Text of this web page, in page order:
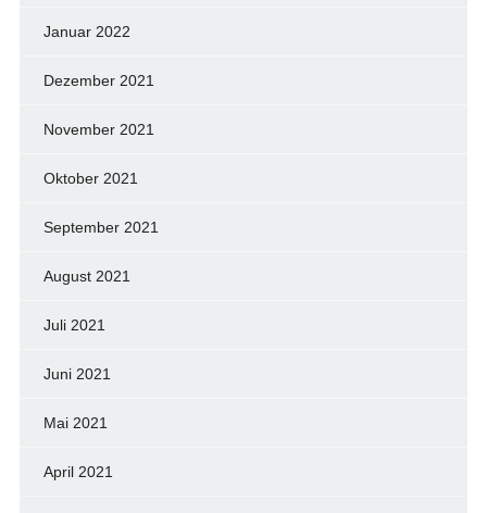
Januar 2022
Dezember 2021
November 2021
Oktober 2021
September 2021
August 2021
Juli 2021
Juni 2021
Mai 2021
April 2021